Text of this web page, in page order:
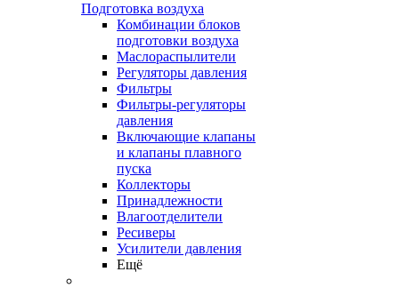
Подготовка воздуха
Комбинации блоков
подготовки воздуха
Маслораспылители
Регуляторы давления
Фильтры
Фильтры-регуляторы
давления
Включающие клапаны
и клапаны плавного
пуска
Коллекторы
Принадлежности
Влагоотделители
Ресиверы
Усилители давления
Ещё